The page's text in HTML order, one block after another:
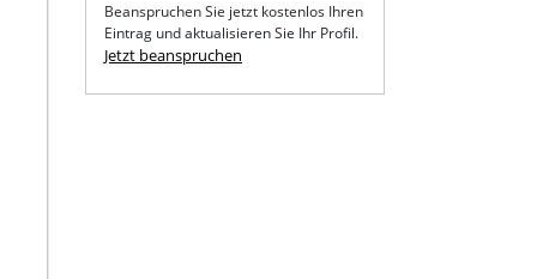
Beanspruchen Sie jetzt kostenlos Ihren
Eintrag und aktualisieren Sie Ihr Profil.
Jetzt beanspruchen